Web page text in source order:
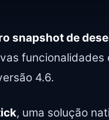
snapshot de
funcionalidades
4.6.
, uma solução